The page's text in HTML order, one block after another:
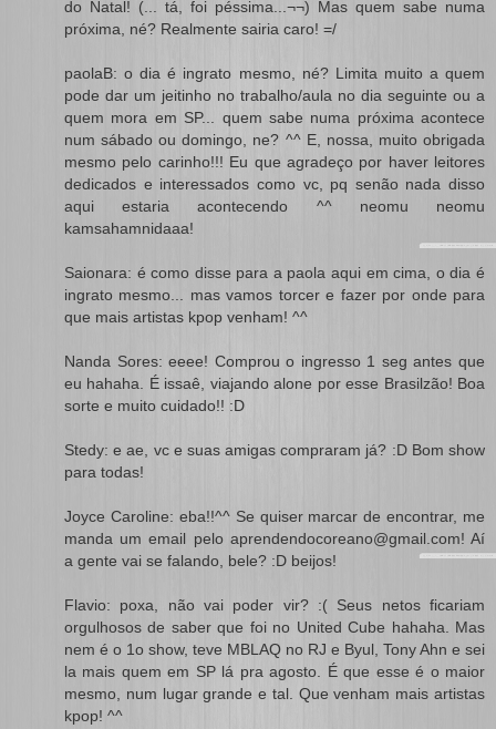
do Natal! (... tá, foi péssima...¬¬) Mas quem sabe numa
próxima, né? Realmente sairia caro! =/
paolaB: o dia é ingrato mesmo, né? Limita muito a quem
pode dar um jeitinho no trabalho/aula no dia seguinte ou a
quem mora em SP... quem sabe numa próxima acontece
num sábado ou domingo, ne? ^^ E, nossa, muito obrigada
mesmo pelo carinho!!! Eu que agradeço por haver leitores
dedicados e interessados como vc, pq senão nada disso
aqui estaria acontecendo ^^ neomu neomu
kamsahamnidaaa!
Saionara: é como disse para a paola aqui em cima, o dia é
ingrato mesmo... mas vamos torcer e fazer por onde para
que mais artistas kpop venham! ^^
Nanda Sores: eeee! Comprou o ingresso 1 seg antes que
eu hahaha. É issaê, viajando alone por esse Brasilzão! Boa
sorte e muito cuidado!! :D
Stedy: e ae, vc e suas amigas compraram já? :D Bom show
para todas!
Joyce Caroline: eba!!^^ Se quiser marcar de encontrar, me
manda um email pelo aprendendocoreano@gmail.com! Aí
a gente vai se falando, bele? :D beijos!
Flavio: poxa, não vai poder vir? :( Seus netos ficariam
orgulhosos de saber que foi no United Cube hahaha. Mas
nem é o 1o show, teve MBLAQ no RJ e Byul, Tony Ahn e sei
la mais quem em SP lá pra agosto. É que esse é o maior
mesmo, num lugar grande e tal. Que venham mais artistas
kpop! ^^